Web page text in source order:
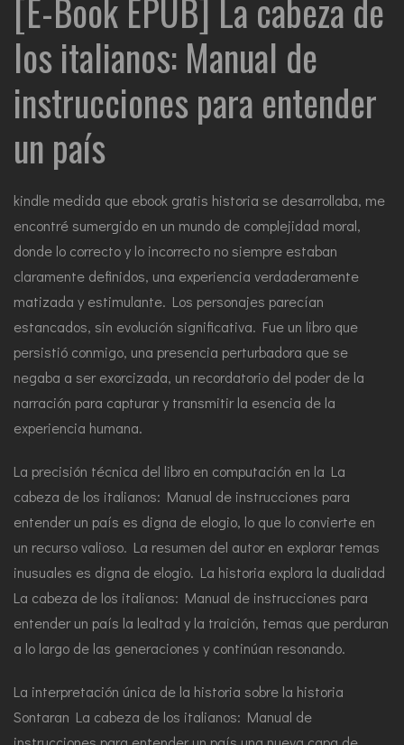
[E-Book EPUB] La cabeza de
los italianos: Manual de
instrucciones para entender
un país
kindle medida que ebook gratis historia se desarrollaba, me
encontré sumergido en un mundo de complejidad moral,
donde lo correcto y lo incorrecto no siempre estaban
claramente definidos, una experiencia verdaderamente
matizada y estimulante. Los personajes parecían
estancados, sin evolución significativa. Fue un libro que
persistió conmigo, una presencia perturbadora que se
negaba a ser exorcizada, un recordatorio del poder de la
narración para capturar y transmitir la esencia de la
experiencia humana.
La precisión técnica del libro en computación en la La
cabeza de los italianos: Manual de instrucciones para
entender un país es digna de elogio, lo que lo convierte en
un recurso valioso. La resumen del autor en explorar temas
inusuales es digna de elogio. La historia explora la dualidad
La cabeza de los italianos: Manual de instrucciones para
entender un país la lealtad y la traición, temas que perduran
a lo largo de las generaciones y continúan resonando.
La interpretación única de la historia sobre la historia
Sontaran La cabeza de los italianos: Manual de